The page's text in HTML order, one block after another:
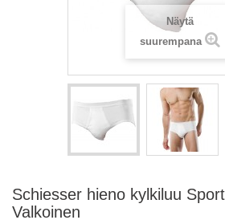
Näytä
suurempana
Schiesser hieno kylkiluu
Valkoinen